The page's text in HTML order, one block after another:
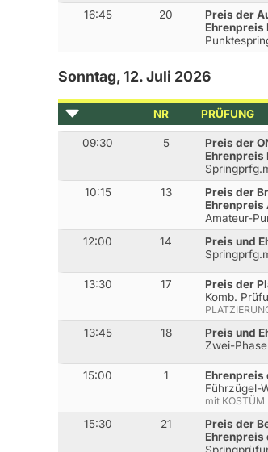
16:45 20
Preis der
Ehrenpreis
Sonntag, 12. Juli 2026
NR PRÜFUNG
09:30 5
Preis der
Ehrenpreis
10:15 13
Preis der
Ehrenpreis
Amateur-
12:00 14
Preis und
13:30 17
Preis der
Komb.
13:45 18
Preis und
Zwei-
15:00 1
Ehrenpreis
Führzügel-
mit KOSTÜM
15:30 21
Preis der
Ehrenpreis